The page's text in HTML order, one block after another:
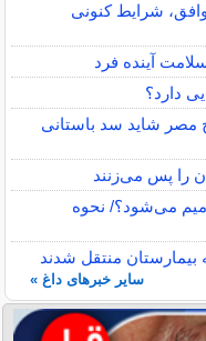
شرایط کنونی
آینده فرد
دارد؟
مصر شاید سد باستانی
را پس می‌زنند
می‌شود؟/ نحوه
سایر خبرهای داغ »